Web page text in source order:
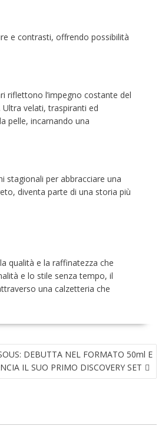
e contrasti, offrendo possibilità
riflettono l’impegno costante del
velati, traspiranti ed
pelle, incarnando una
stagionali per abbracciare una
diventa parte di una storia più
qualità e la raffinatezza che
e lo stile senza tempo, il
una calzetteria che
DEBUTTA NEL FORMATO 50ml E
IL SUO PRIMO DISCOVERY SET